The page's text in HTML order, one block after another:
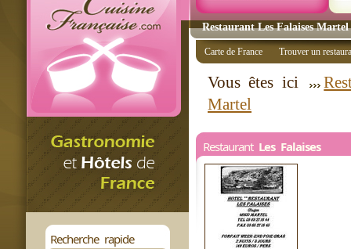
Restaurant Les Falaises
Recherche rapide
Carte de France Trouver un
Vous êtes ici
Martel
Restaurant Les Falaises